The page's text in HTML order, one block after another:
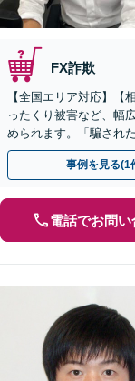
FX詐欺
【全国エリア対応】【
ったくり被害など、幅
められます。「騙され
早めにご相談ください
事例を見る(1
電話でお問い